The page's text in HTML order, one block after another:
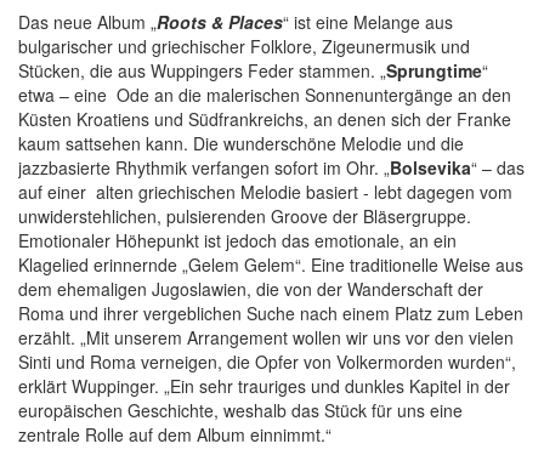
Das neue Album „Roots & Places“ ist eine Melange aus
bulgarischer und griechischer Folklore, Zigeunermusik und
Stücken, die aus Wuppingers Feder stammen. „Sprungtime“
etwa – eine Ode an die malerischen Sonnenuntergänge an den
Küsten Kroatiens und Südfrankreichs, an denen sich der Franke
kaum sattsehen kann. Die wunderschöne Melodie und die
jazzbasierte Rhythmik verfangen sofort im Ohr. „Bolsevika“ – das
auf einer alten griechischen Melodie basiert - lebt dagegen vom
unwiderstehlichen, pulsierenden Groove der Bläsergruppe.
Emotionaler Höhepunkt ist jedoch das emotionale, an ein
Klagelied erinnernde „Gelem Gelem“. Eine traditionelle Weise aus
dem ehemaligen Jugoslawien, die von der Wanderschaft der
Roma und ihrer vergeblichen Suche nach einem Platz zum Leben
erzählt. „Mit unserem Arrangement wollen wir uns vor den vielen
Sinti und Roma verneigen, die Opfer von Volkermorden wurden“,
erklärt Wuppinger. „Ein sehr trauriges und dunkles Kapitel in der
europäischen Geschichte, weshalb das Stück für uns eine
zentrale Rolle auf dem Album einnimmt.“